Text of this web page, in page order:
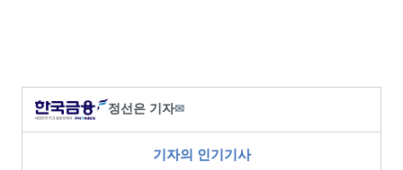
정선은 기자✉
기자의 인기기사